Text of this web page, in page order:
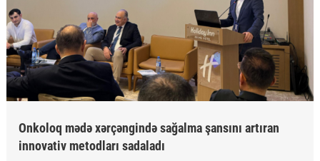
Onkoloq mədə xərçəngində sağalma şansını artıran
innovativ metodları sadaladı